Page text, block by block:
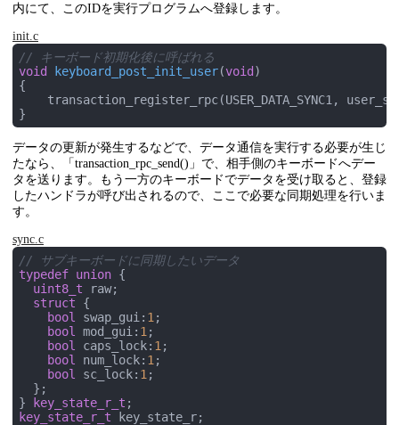
内にて、このIDを実行プログラムへ登録します。
init.c
// キーボード初期化後に呼ばれる
void
keyboard_post_init_user(void )
{
transaction_register_rpc(USER_DATA_SYNC1,
}
データの更新が発生するなどで、データ通信を実行する必要が生じ
たなら、「transaction_rpc_send()」で、相手側のキーボードへデー
タを送ります。もう一方のキーボードでデータを受け取ると、登録
したハンドラが呼び出されるので、ここで必要な同期処理を行いま
す。
sync.c
// サブキーボードに同期したいデータ
typedef union {
uint8_t raw;
struct {
bool
swap_gui: 1 ;
bool
mod_gui: 1 ;
bool
caps_lock: 1 ;
bool
num_lock: 1 ;
bool
sc_lock: 1 ;
  };
}
key_state_r_t
key_state_r_t key_state_r;